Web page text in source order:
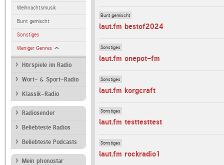
Weihnachtsmusik
Bunt gemischt
Sonstiges
Weniger Genres
Hörspiele im Radio
Wort- & Sport-Radio
Klassik-Radio
Radiosender
Beliebteste Radios
Beliebteste Podcasts
Mein phonostar
Bunt gemischt
laut.fm bestof2024
Sonstiges
laut.fm onepot-fm
Sonstiges
laut.fm korgcraft
Sonstiges
laut.fm testtesttest
Sonstiges
laut.fm rockradio1